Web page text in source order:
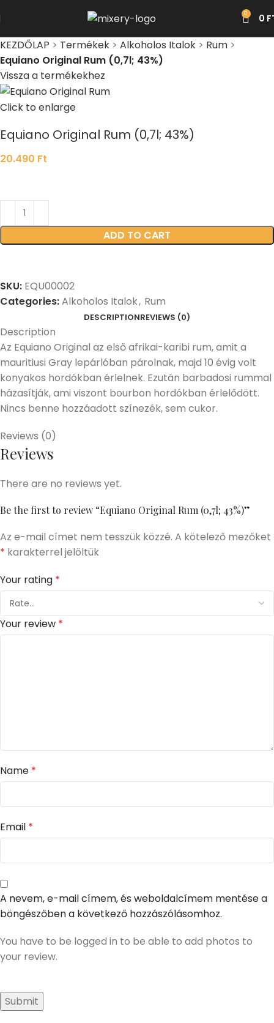
0 0
KEZDŐLAP > Termékek > Alkoholos Italok > Rum >
Equiano Original Rum (0,7l; 43%)
Vissza a termékekhez
Click to enlarge
Equiano Original Rum (0,7l; 43%)
20.490 Ft
ADD TO CART
SKU: EQU00002
Categories:Alkoholos Italok, Rum
DESCRIPTIONREVIEWS (0)
Description
Az Equiano Original az első afrikai-karibi rum, amit a
mauritiusi Gray lepárlóban párolnak, majd 10 évig volt
konyakos hordókban érlelnek. Ezután barbadosi rummal
házasítják, ami viszont bourbon hordókban érlelődött.
Nincs benne hozzáadott színezék, sem cukor.
Reviews (0)
Reviews
There are no reviews yet.
Be the first to review “Equiano Original Rum (0,7l; 43%)”
Az e-mail címet nem tesszük közzé. A kötelező mezőket
* karakterrel jelöltük
Your rating *
Your review *
Name *
Email *
A nevem, e-mail címem, és weboldalcímem mentése a
böngészőben a következő hozzászólásomhoz.
You have to be logged in to be able to add photos to
your review.